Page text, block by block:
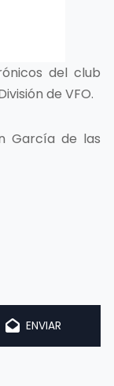
del club
de VFO.
García de las
ENVIAR